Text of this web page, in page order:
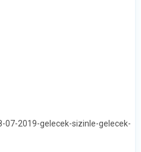
07-2019-gelecek-sizinle-gelecek-